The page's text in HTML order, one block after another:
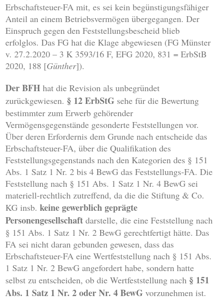
Erbschaftsteuer-FA mit, es sei kein begünstigungsfähiger
Anteil an einem Betriebsvermögen übergegangen. Der
Einspruch gegen den Feststellungsbescheid blieb
erfolglos. Das FG hat die Klage abgewiesen (FG Münster
v. 27.2.2020 – 3 K 3593/16 F, EFG 2020, 831 = ErbStB
2020, 188 [Günther]).
Der BFHhat die Revision als unbegründet
zurückgewiesen. § 12 ErbStG sehe für die Bewertung
bestimmter zum Erwerb gehörender
Vermögensgegenstände gesonderte Feststellungen vor.
Über deren Erfordernis dem Grunde nach entscheide das
Erbschaftsteuer-FA, über die Qualifikation des
Feststellungsgegenstands nach den Kategorien des § 151
Abs. 1 Satz 1 Nr. 2 bis 4 BewG das Feststellungs-FA. Die
Feststellung nach § 151 Abs. 1 Satz 1 Nr. 4 BewG sei
materiell-rechtlich zutreffend, da die die Stiftung & Co.
KG insb.keine gewerblich geprägte
Personengesellschaft darstelle, die eine Feststellung nach
§ 151 Abs. 1 Satz 1 Nr. 2 BewG gerechtfertigt hätte. Das
FA sei nicht daran gebunden gewesen, dass das
Erbschaftsteuer-FA eine Wertfeststellung nach § 151 Abs.
1 Satz 1 Nr. 2 BewG angefordert habe, sondern hatte
selbst zu entscheiden, ob die Wertfeststellung nach § 151
Abs. 1 Satz 1 Nr. 2 oder Nr. 4 BewG vorzunehmen ist.